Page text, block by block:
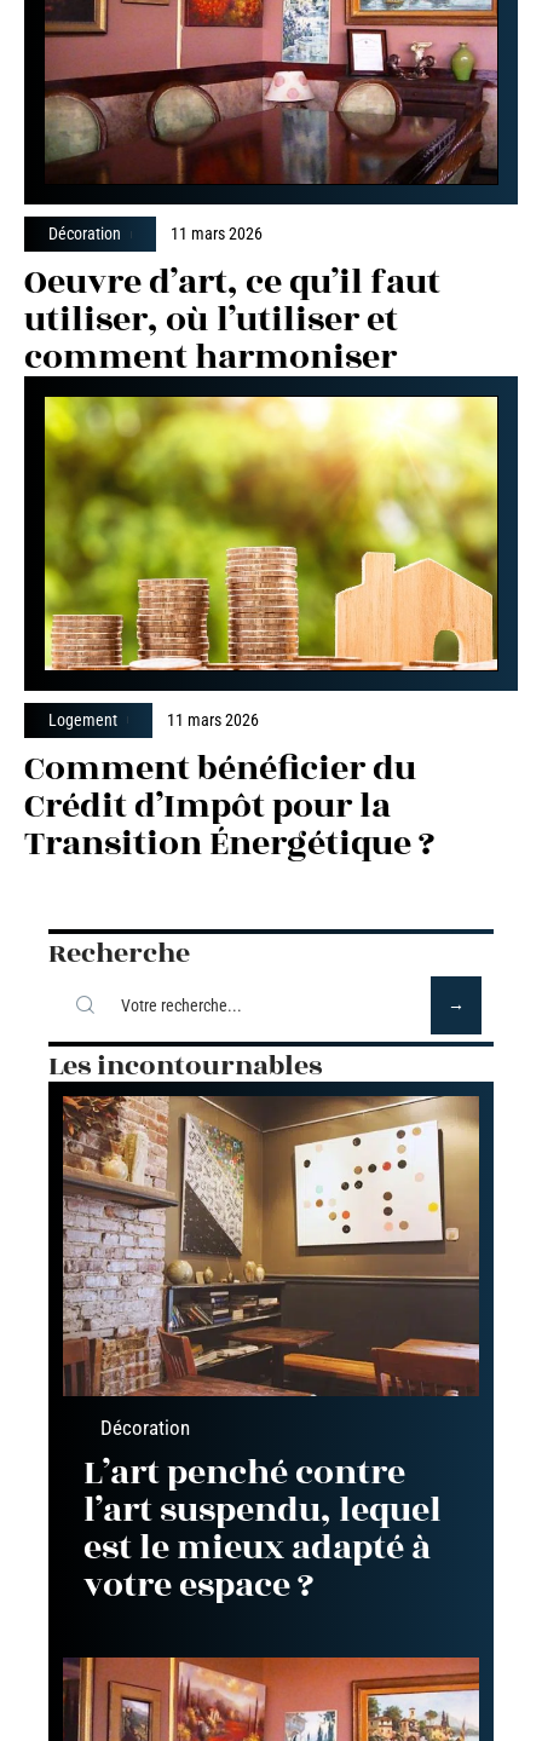
Décoration 11 mars 2026
Oeuvre d’art, ce qu’il faut
utiliser, où l’utiliser et
comment harmoniser
Logement 11 mars 2026
Comment bénéficier du
Crédit d’Impôt pour la
Transition Énergétique ?
Recherche
Les incontournables
Décoration
L’art penché contre
l’art suspendu, lequel
est le mieux adapté à
votre espace ?